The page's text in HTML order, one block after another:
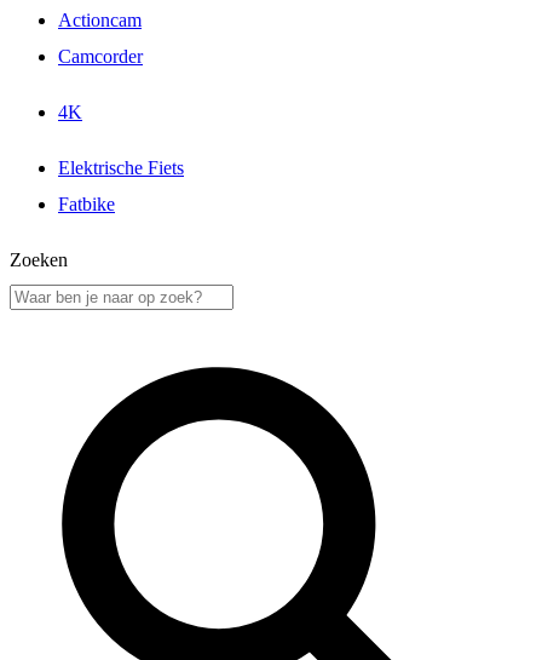
Actioncam
Camcorder
4K
Elektrische Fiets
Fatbike
Zoeken